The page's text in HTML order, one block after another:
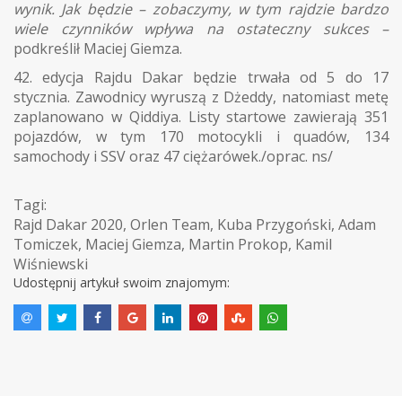
wynik. Jak będzie – zobaczymy, w tym rajdzie bardzo
wiele czynników wpływa na ostateczny sukces –
podkreślił Maciej Giemza.
42. edycja Rajdu Dakar będzie trwała od 5 do 17
stycznia. Zawodnicy wyruszą z Dżeddy, natomiast metę
zaplanowano w Qiddiya. Listy startowe zawierają 351
pojazdów, w tym 170 motocykli i quadów, 134
samochody i SSV oraz 47 ciężarówek./oprac. ns/
Tagi:
Rajd Dakar 2020, Orlen Team, Kuba Przygoński, Adam
Tomiczek, Maciej Giemza, Martin Prokop, Kamil
Wiśniewski
Udostępnij artykuł swoim znajomym: